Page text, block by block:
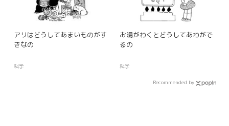
アリはどうしてあまいものがす
きなの
科学
お湯がわくとどうしてあわがで
るの
科学
Recommended by